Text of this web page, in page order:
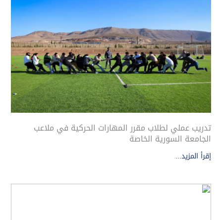
تدريب عملي لطلاب مقرر المهارات الحركية في ملاعب
الجامعة السورية الخاصة
إقرأ المزيد...